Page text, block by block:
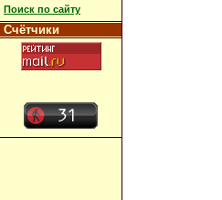
Поиск по сайту
Счётчики